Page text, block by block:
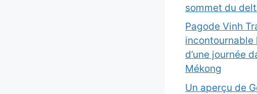
sommet du
Pagode Vinh
incontournable
d’une journée
Mékong
Un aperçu de